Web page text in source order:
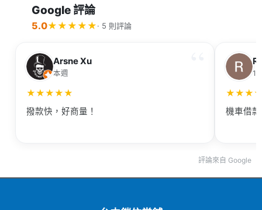
Google 評論
5.0★ ★ ★ ★ ★· 5 則評論
Arsne Xu
本週
★★★★★
撥款快，好商量！
1
★★★
機車借
評論來自 Google